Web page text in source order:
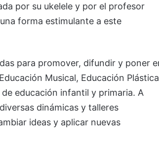
por su ukelele y por el profesor
forma estimulante a este
para promover, difundir y poner
Musical, Educación Plástica
educación infantil y primaria. A
dinámicas y talleres
ideas y aplicar nuevas